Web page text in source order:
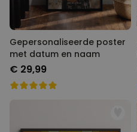
Gepersonaliseerde poster
met datum en naam
€ 29,99